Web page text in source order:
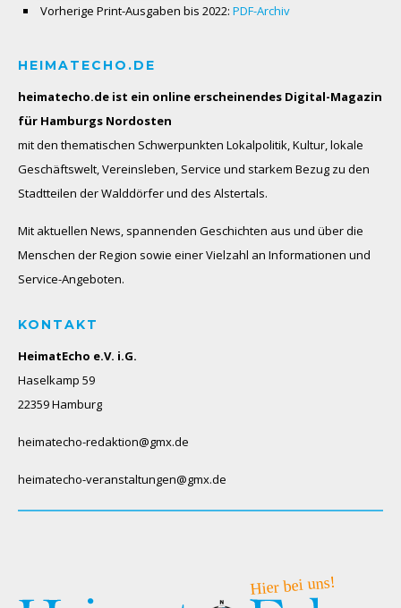
Vorherige Print-Ausgaben bis 2022: PDF-Archiv
HEIMATECHO.DE
heimatecho.de ist ein online erscheinendes Digital-Magazin
für Hamburgs Nordosten
mit den thematischen Schwerpunkten Lokalpolitik, Kultur, lokale
Geschäftswelt, Vereinsleben, Service und starkem Bezug zu den
Stadtteilen der Walddörfer und des Alstertals.
Mit aktuellen News, spannenden Geschichten aus und über die
Menschen der Region sowie einer Vielzahl an Informationen und
Service-Angeboten.
KONTAKT
HeimatEcho e.V. i.G.
Haselkamp 59
22359 Hamburg
heimatecho-redaktion@gmx.de
heimatecho-veranstaltungen@gmx.de